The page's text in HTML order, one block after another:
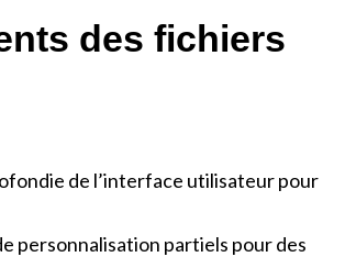
des fichiers
de l’interface utilisateur pour
personnalisation partiels pour des